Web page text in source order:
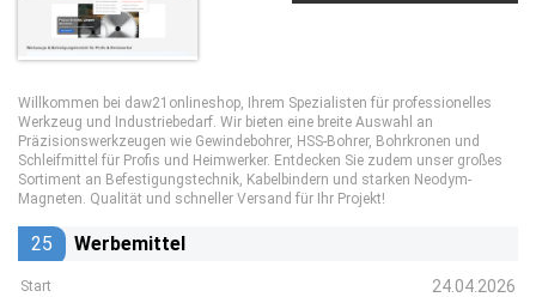
Willkommen bei daw21onlineshop, Ihrem Spezialisten für professionelles
Werkzeug und Industriebedarf. Wir bieten eine breite Auswahl an
Präzisionswerkzeugen wie Gewindebohrer, HSS-Bohrer, Bohrkronen und
Schleifmittel für Profis und Heimwerker. Entdecken Sie zudem unser großes
Sortiment an Befestigungstechnik, Kabelbindern und starken Neodym-
Magneten. Qualität und schneller Versand für Ihr Projekt!
25 Werbemittel
Start 24.04.2026